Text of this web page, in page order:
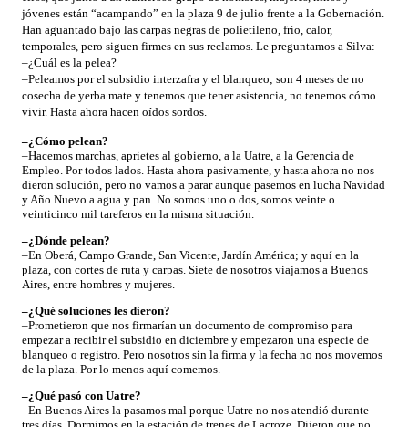
jóvenes están “acampando” en la plaza 9 de julio frente a la Gobernación.
Han aguantado bajo las carpas negras de polietileno, frío, calor,
temporales, pero siguen firmes en sus reclamos. Le preguntamos a Silva:
–¿Cuál es la pelea?
–Peleamos por el subsidio interzafra y el blanqueo; son 4 meses de no
cosecha de yerba mate y tenemos que tener asistencia, no tenemos cómo
vivir. Hasta ahora hacen oídos sordos.
–¿Cómo pelean?
–Hacemos marchas, aprietes al gobierno, a la Uatre, a la Gerencia de
Empleo. Por todos lados. Hasta ahora pasivamente, y hasta ahora no nos
dieron solución, pero no vamos a parar aunque pasemos en lucha Navidad
y Año Nuevo a agua y pan. No somos uno o dos, somos veinte o
veinticinco mil tareferos en la misma situación.
–¿Dónde pelean?
–En Oberá, Campo Grande, San Vicente, Jardín América; y aquí en la
plaza, con cortes de ruta y carpas. Siete de nosotros viajamos a Buenos
Aires, entre hombres y mujeres.
–¿Qué soluciones les dieron?
–Prometieron que nos firmarían un documento de compromiso para
empezar a recibir el subsidio en diciembre y empezaron una especie de
blanqueo o registro. Pero nosotros sin la firma y la fecha no nos movemos
de la plaza. Por lo menos aquí comemos.
–¿Qué pasó con Uatre?
–En Buenos Aires la pasamos mal porque Uatre no nos atendió durante